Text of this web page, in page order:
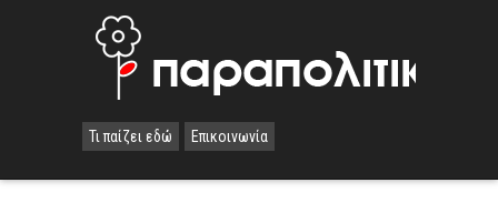
Τι παίζει εδώ Επικοινωνία